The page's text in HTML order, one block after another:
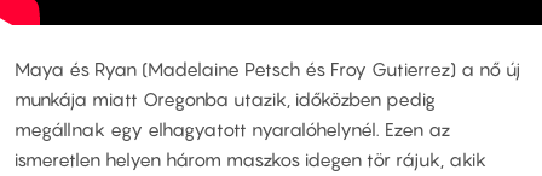
Maya és Ryan (Madelaine Petsch és Froy Gutierrez) a nő új
munkája miatt Oregonba utazik, időközben pedig
megállnak egy elhagyatott nyaralóhelynél. Ezen az
ismeretlen helyen három maszkos idegen tör rájuk, akik